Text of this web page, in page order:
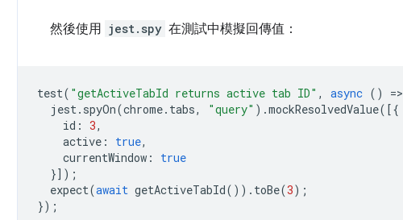
然後使用 jest.spy 在測試中模擬回傳值：
test( "getActiveTabId returns active tab ID" , async () =>
jest. spyOn(chrome. tabs, "query" ).mockResolvedValue([{
id : 3,
active : true,
currentWindow :
true
}]);
expect(await getActiveTabId()). toBe(3);
});